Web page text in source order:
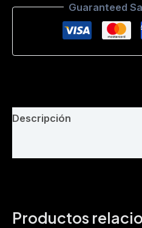
Acapella
Mix
Bpm
122
Guaranteed
Descripción
Productos